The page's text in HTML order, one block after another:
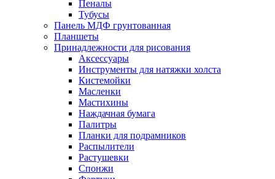
Пеналы
Тубусы
Панель МДФ грунтованная
Планшеты
Принадлежности для рисования
Аксессуары
Инструменты для натяжки холста
Кистемойки
Масленки
Мастихины
Наждачная бумага
Палитры
Планки для подрамников
Распылители
Растушевки
Спонжи